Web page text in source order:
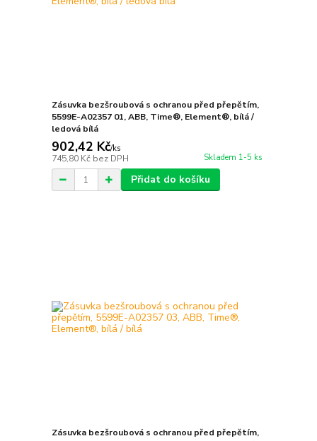
Zásuvka bezšroubová s ochranou před přepětím,
5599E-A02357 01, ABB, Time®, Element®, bílá /
ledová bílá
902,42 Kč/ks
745,80 Kč bez DPH Skladem 1-5 ks
Přidat do košíku
Zásuvka bezšroubová s ochranou před přepětím,